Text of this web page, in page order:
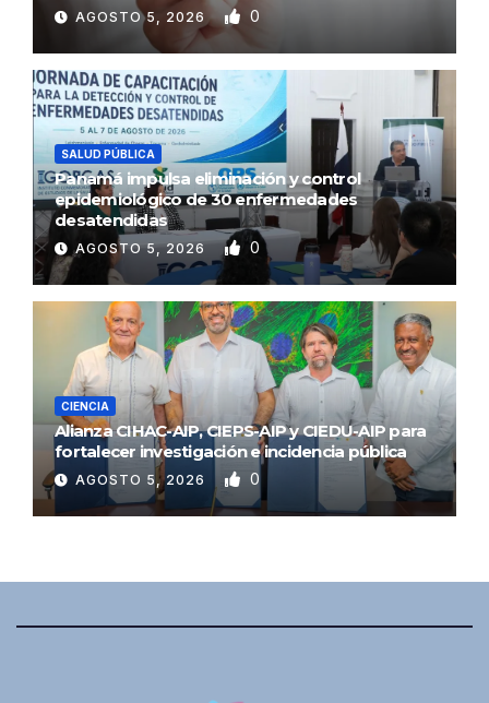
AGOSTO 5, 2026 0
SALUD PÚBLICA
Panamá impulsa eliminación y control
epidemiológico de 30 enfermedades
desatendidas
AGOSTO 5, 2026 0
CIENCIA
Alianza CIHAC-AIP, CIEPS-AIP y CIEDU-AIP para
fortalecer investigación e incidencia pública
AGOSTO 5, 2026 0